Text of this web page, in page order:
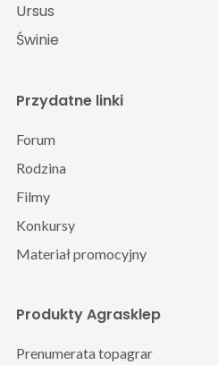
Ursus
Świnie
Produkty Agrasklep
Prenumerata topagrar
Przydatne linki
Forum
Rodzina
Filmy
Konkursy
Materiał promocyjny